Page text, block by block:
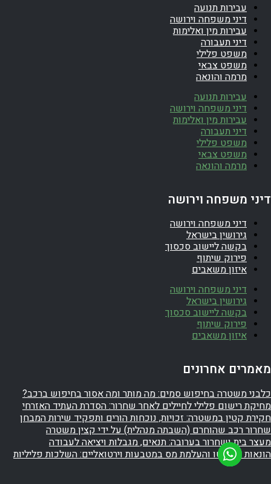
עבירות תנועה
דיני משפחה וירושה
עבירות מין ואלימות
דיני תעבורה
משפט פלילי
משפט צבאי
מרמה והונאה
עבירות תנועה
דיני משפחה וירושה
עבירות מין ואלימות
דיני תעבורה
משפט פלילי
משפט צבאי
מרמה והונאה
דיני משפחה וירושה
דיני משפחה וירושה
גירושין בישראל
בקשה ליישוב סכסוך
פירוק שיתוף
איזון משאבים
דיני משפחה וירושה
גירושין בישראל
בקשה ליישוב סכסוך
פירוק שיתוף
איזון משאבים
מאמרים אחרונים
כלבני משטרה בחיפוש סמים: מה מותר ומה אסור בחיפוש ברכב?
מחיקת רישום פלילי לחיילים לאחר שחרור: הסדרת העתיד האזרחי
חקירת קטין במשטרה: זכויות, נוכחות הורים ותפקיד שירות המבחן
שחרור רכב שהוחרם (השבתה מנהלית) על ידי קצין משטרה
מעצר בית ושחרור בערובה: תנאים, מגבלות ויציאה לעבודה
הונאות קריפטו והעלמת מס במטבעות וירטואליים: השלכות פליליות